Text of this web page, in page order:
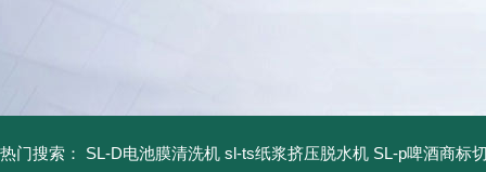
热门搜索： SL-D电池膜清洗机 sl-ts纸浆挤压脱水机 SL-p啤酒商标